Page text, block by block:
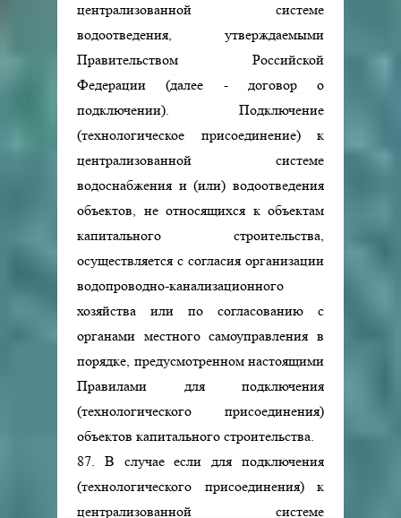
централизованной системе
водоотведения, утверждаемыми
Правительством Российской
Федерации (далее - договор о
подключении). Подключение
(технологическое присоединение) к
централизованной системе
водоснабжения и (или) водоотведения
объектов, не относящихся к объектам
капитального строительства,
осуществляется с согласия организации
водопроводно-канализационного
хозяйства или по согласованию с
органами местного самоуправления в
порядке, предусмотренном настоящими
Правилами для подключения
(технологического присоединения)
объектов капитального строительства.
87. В случае если для подключения
(технологического присоединения) к
централизованной системе